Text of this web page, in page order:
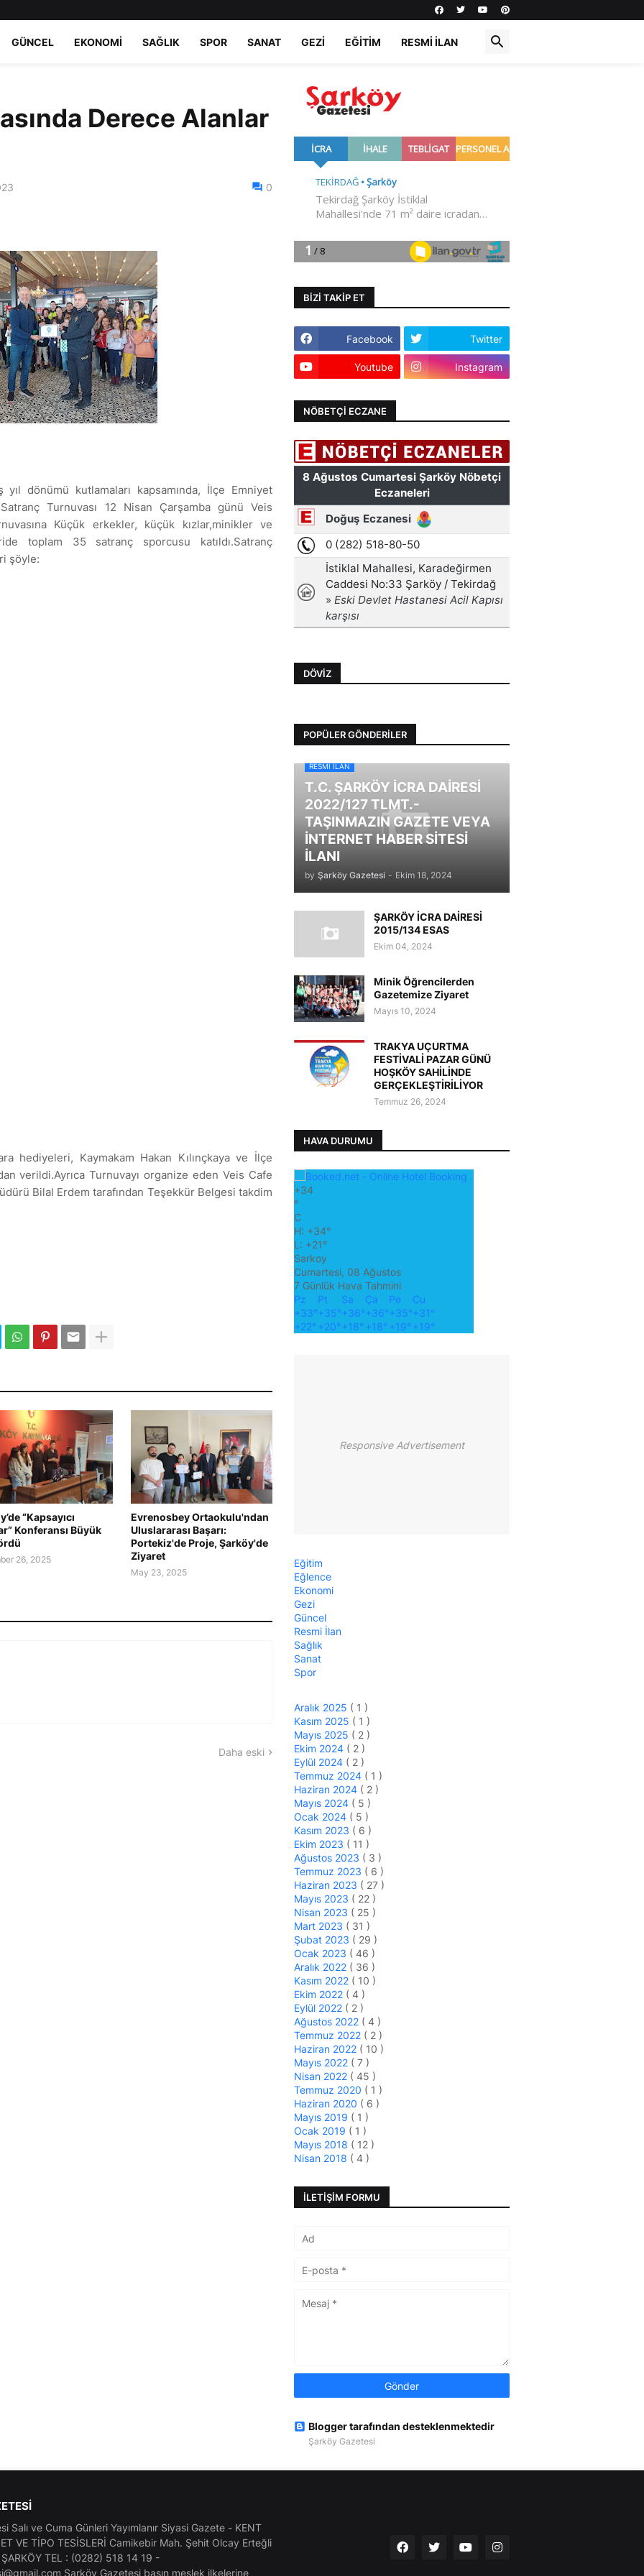
GÜNCEL EKONOMI SAĞLIK SPOR SANAT GEZI EĞITIM RESMI İLAN
Derece Alanlar
0
dönümü kutlamaları kapsamında, İlçe Emniyet
Turnuvası 12 Nisan Çarşamba günü Veis
Küçük erkekler, küçük kızlar,minikler ve
toplam 35 satranç sporcusu katıldı.Satranç
şöyle:
hediyeleri, Kaymakam Hakan Kılınçkaya ve İlçe
verildi.Ayrıca Turnuvayı organize eden Veis Cafe
Bilal Erdem tarafından Teşekkür Belgesi takdim
“Kapsayıcı
Konferansı Büyük
26, 2025
Evrenosbey Ortaokulu'ndan
Uluslararası Başarı:
Portekiz'de Proje, Şarköy'de
Ziyaret
May 23, 2025
Daha eski
BIZI TAKIP ET
Facebook Twitter
Youtube Instagram
NÖBETÇI ECZANE
DÖVIZ
POPÜLER GÖNDERILER
RESMI İLAN
T.C. ŞARKÖY İCRA DAİRESİ
2022/127 TLMT.-
TAŞINMAZIN GAZETE VEYA
İNTERNET HABER SİTESİ
İLANI
by Şarköy Gazetesi - Ekim 18, 2024
ŞARKÖY İCRA DAİRESİ
2015/134 ESAS
Ekim 04, 2024
Minik Öğrencilerden
Gazetemize Ziyaret
Mayıs 10, 2024
TRAKYA UÇURTMA
FESTİVALİ PAZAR GÜNÜ
HOŞKÖY SAHİLİNDE
GERÇEKLEŞTİRİLİYOR
Temmuz 26, 2024
HAVA DURUMU
+34
°
C
H: +34°
L: +21°
Sarkoy
Cumartesi, 08 Ağustos
7 Günlük Hava Tahmini
Pz
Pt Sa Ça Pe
Cu
+33°+35°+36°+36°+35°+31°
+22° +20° +18° +18° +19° +19°
Responsive Advertisement
Eğitim
Eğlence
Ekonomi
Gezi
Güncel
Resmi İlan
Sağlık
Sanat
Spor
Aralık 2025 ( 1 )
Kasım 2025 ( 1 )
Mayıs 2025 ( 2 )
Ekim 2024 ( 2 )
Eylül 2024 ( 2 )
Temmuz 2024 ( 1 )
Haziran 2024 ( 2 )
Mayıs 2024 ( 5 )
Ocak 2024 ( 5 )
Kasım 2023 ( 6 )
Ekim 2023 ( 11 )
Ağustos 2023 ( 3 )
Temmuz 2023 ( 6 )
Haziran 2023 ( 27 )
Mayıs 2023 ( 22 )
Nisan 2023 ( 25 )
Mart 2023 ( 31 )
Şubat 2023 ( 29 )
Ocak 2023 ( 46 )
Aralık 2022 ( 36 )
Kasım 2022 ( 10 )
Ekim 2022 ( 4 )
Eylül 2022 ( 2 )
Ağustos 2022 ( 4 )
Temmuz 2022 ( 2 )
Haziran 2022 ( 10 )
Mayıs 2022 ( 7 )
Nisan 2022 ( 45 )
Temmuz 2020 ( 1 )
Haziran 2020 ( 6 )
Mayıs 2019 ( 1 )
Ocak 2019 ( 1 )
Mayıs 2018 ( 12 )
Nisan 2018 ( 4 )
İLETIŞIM FORMU
Blogger tarafından desteklenmektedir
Şarköy Gazetesi
Salı ve Cuma Günleri Yayımlanır Siyasi Gazete - KENT
VE TİPO TESİSLERİ Camikebir Mah. Şehit Olcay Erteğli
TEL : (0282) 518 14 19 -
Şarköy Gazetesi basın meslek ilkelerine